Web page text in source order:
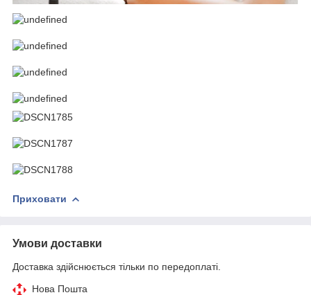
Приховати
Умови доставки
Доставка здійснюється тільки по передоплаті.
Нова Пошта